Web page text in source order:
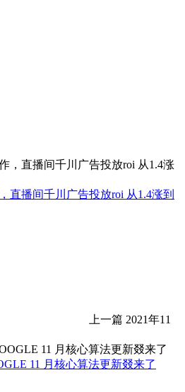
直播间千川广告投放roi 从1.4涨到
上一篇 2021年11
11 月核心算法更新叕来了